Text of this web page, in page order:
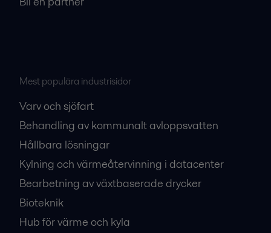
Mest populära industrisidor
Varv och sjöfart
Behandling av kommunalt avloppsvatten
Hållbara lösningar
Kylning och värmeåtervinning i datacenter
Bearbetning av växtbaserade drycker
Bioteknik
Hub för värme och kyla